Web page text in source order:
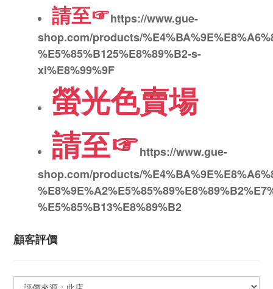
請至☞https://www.gue-
shop.com/products/
%E5%85%B125%E8%89%B2-s-
xl%E8%99%9F
螢光色賣場
請至☞https://www.gue-
shop.com/products/
%E5%85%B13%E8%89%B2
顧客評價